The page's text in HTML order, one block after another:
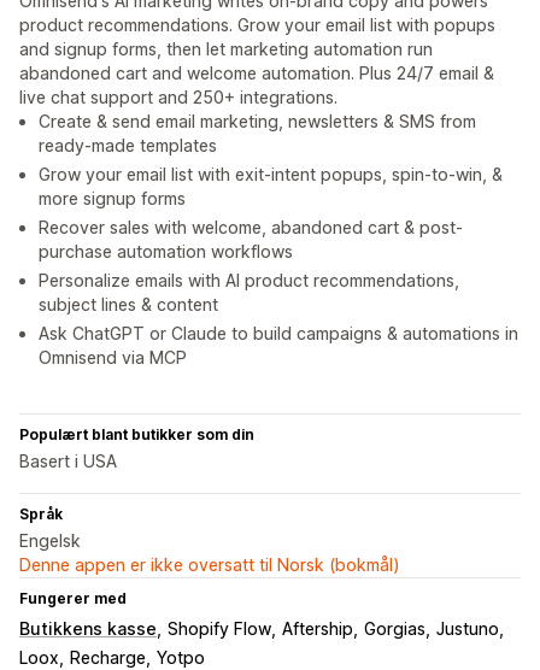
product recommendations. Grow your email list with popups
and signup forms, then let marketing automation run
abandoned cart and welcome automation. Plus 24/7 email &
live chat support and 250+ integrations.
Create & send email marketing, newsletters & SMS from
ready-made templates
Grow your email list with exit-intent popups, spin-to-win, &
more signup forms
Recover sales with welcome, abandoned cart & post-
purchase automation workflows
Personalize emails with AI product recommendations,
subject lines & content
Ask ChatGPT or Claude to build campaigns & automations in
Omnisend via MCP
Populært blant butikker som din
Basert i USA
Språk
Engelsk
Denne appen er ikke oversatt til Norsk (bokmål)
Fungerer med
Butikkens kasse Shopify Flow Aftership Gorgias Justuno
Loox
Recharge Yotpo